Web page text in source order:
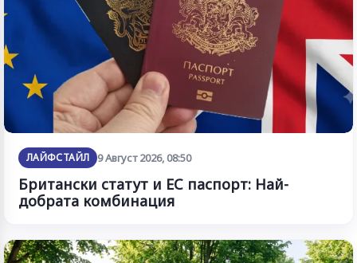
ЛАЙФСТАЙЛ 9 Август 2026, 08:50
Британски статут и ЕС паспорт: Най-
добрата комбинация